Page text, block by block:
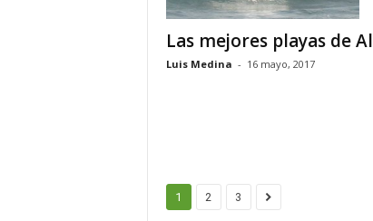
Las mejores playas de
Luis Medina - 16 mayo, 2017
1 2 3